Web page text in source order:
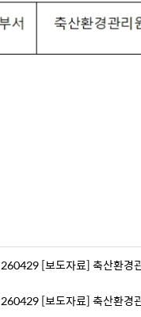
260429 [보도자료] 축산환경
260429 [보도자료] 축산환경